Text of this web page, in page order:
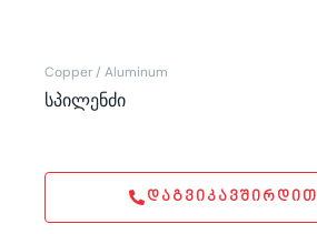
Copper / Aluminum
სპილენძი
ᲓᲐᲒᲕᲘᲙᲐᲕᲨᲘᲠᲓᲘᲗ